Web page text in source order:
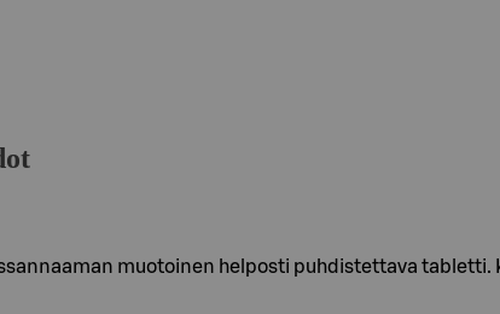
muotoinen helposti puhdistettava tabletti.